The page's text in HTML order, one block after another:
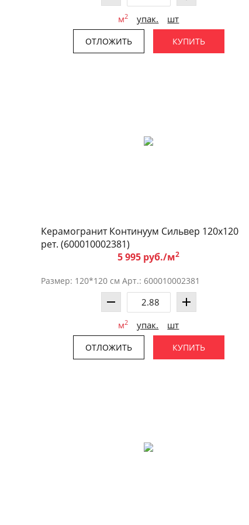
м2 упак. шт
ОТЛОЖИТЬ КУПИТЬ
Керамогранит Континуум Сильвер 120x120
рет. (600010002381)
5 995 руб./м2
Размер: 120*120 см Арт.: 600010002381
м2 упак. шт
ОТЛОЖИТЬ КУПИТЬ